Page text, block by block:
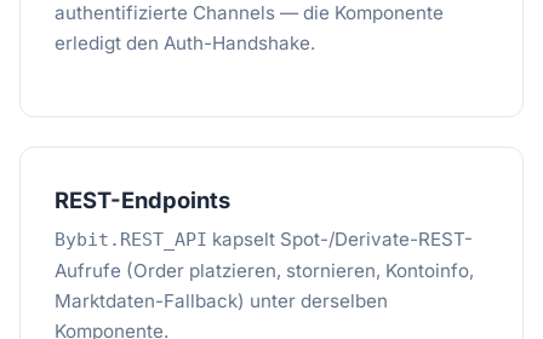
authentifizierte Channels — die Komponente
erledigt den Auth-Handshake.
REST-Endpoints
Bybit.REST_API kapselt Spot-/Derivate-REST-
Aufrufe (Order platzieren, stornieren, Kontoinfo,
Marktdaten-Fallback) unter derselben
Komponente.